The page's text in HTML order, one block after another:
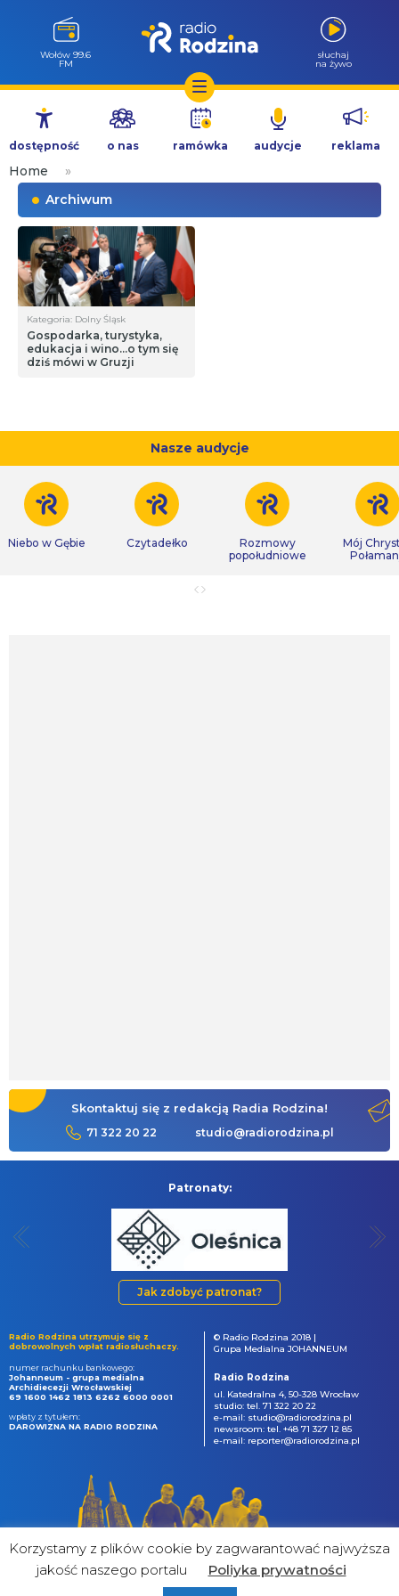
Przejdź
treści
Wołów 99.6
FM
słuchaj
na żywo
dostępność o nas ramówka audycje reklama
Home
»
Archiwum
Kategoria: Dolny Śląsk
Gospodarka, turystyka,
edukacja i wino…o tym się
dziś mówi w Gruzji
Nasze audycje
Niebo w Gębie Czytadełko
Rozmowy
popołudniowe
Mój
Skontaktuj się z redakcją Radia Rodzina!
71 322 20 22 studio@radiorodzina.pl
Patronaty:
Jak zdobyć patronat?
Radio Rodzina utrzymuje się z
dobrowolnych wpłat radiosłuchaczy.
numer rachunku bankowego:
Johanneum - grupa medialna
Archidiecezji Wrocławskiej
69 1600 1462 1813 6262 6000 0001
wpłaty z tytułem:
DAROWIZNA NA RADIO RODZINA
© Radio Rodzina 2018 |
Grupa Medialna JOHANNEUM
Radio Rodzina
ul. Katedralna 4, 50-328 Wrocław
studio: tel. 71 322 20 22
e-mail: studio@radiorodzina.pl
newsroom: tel. +48 71 327 12 85
e-mail: reporter@radiorodzina.pl
Korzystamy z plików cookie by zagwarantować najwyższa
jakość naszego portalu
Poliyka prywatności